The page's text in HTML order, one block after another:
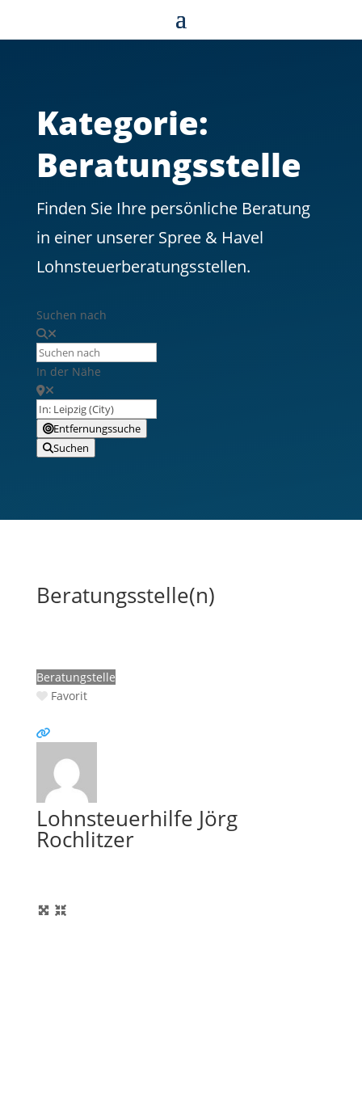
Kategorie:
Beratungsstelle
Finden Sie Ihre persönliche Beratung
in einer unserer Spree & Havel
Lohnsteuerberatungsstellen.
Suchen nach
In der Nähe
Entfernungssuche
Suchen
Beratungsstelle(n)
Beratungstelle
Favorit
Lohnsteuerhilfe Jörg
Rochlitzer